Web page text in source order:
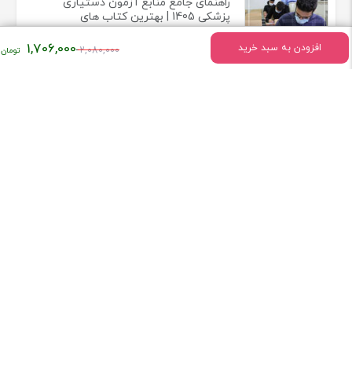
افزودن به سبد خرید 2,080,000قیمت
1,706,000
پزشکی 1405 | بهترین کتاب های
آزمون رزیدنتی 2025